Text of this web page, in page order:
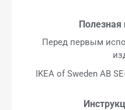
Перед первым
IKEA of Sweden AB